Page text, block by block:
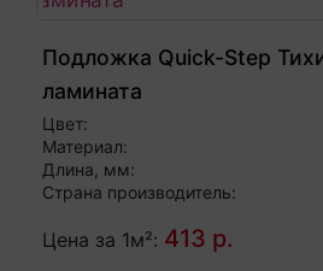
Подложка Quick-Step
ламината
Цвет:
Материал:
Длина, мм:
Страна производитель:
Цена за 1м²: 413 р.